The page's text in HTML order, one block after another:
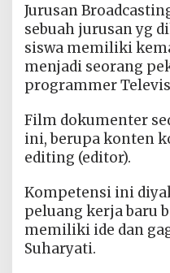
Jurusan
sebuah jurusan yg
siswa memiliki
menjadi seorang
programmer
Film dokumenter
ini, berupa konten
editing (editor).
Kompetensi ini
peluang kerja baru
memiliki ide dan
Suharyati.